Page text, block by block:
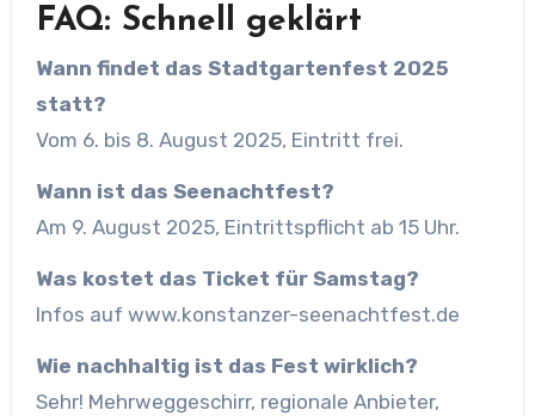
FAQ: Schnell geklärt
Wann findet das Stadtgartenfest 2025
statt?
Vom 6. bis 8. August 2025, Eintritt frei.
Wann ist das Seenachtfest?
Am 9. August 2025, Eintrittspflicht ab 15 Uhr.
Was kostet das Ticket für Samstag?
Infos auf www.konstanzer-seenachtfest.de
Wie nachhaltig ist das Fest wirklich?
Sehr! Mehrweggeschirr, regionale Anbieter,